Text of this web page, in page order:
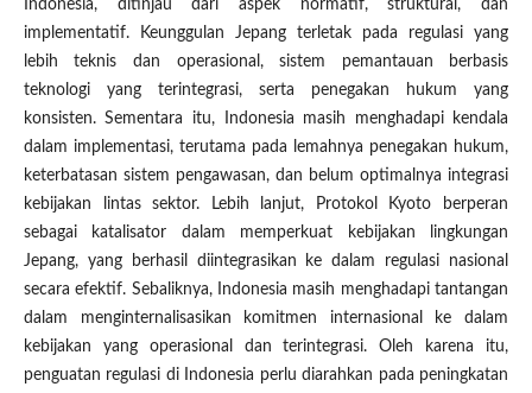
Indonesia, ditinjau dari aspek normatif, struktural, dan
implementatif. Keunggulan Jepang terletak pada regulasi yang
lebih teknis dan operasional, sistem pemantauan berbasis
teknologi yang terintegrasi, serta penegakan hukum yang
konsisten. Sementara itu, Indonesia masih menghadapi kendala
dalam implementasi, terutama pada lemahnya penegakan hukum,
keterbatasan sistem pengawasan, dan belum optimalnya integrasi
kebijakan lintas sektor. Lebih lanjut, Protokol Kyoto berperan
sebagai katalisator dalam memperkuat kebijakan lingkungan
Jepang, yang berhasil diintegrasikan ke dalam regulasi nasional
secara efektif. Sebaliknya, Indonesia masih menghadapi tantangan
dalam menginternalisasikan komitmen internasional ke dalam
kebijakan yang operasional dan terintegrasi. Oleh karena itu,
penguatan regulasi di Indonesia perlu diarahkan pada peningkatan